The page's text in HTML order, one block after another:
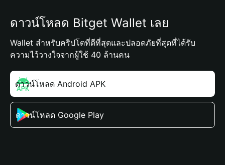
ดาวน์โหลด Bitget Wallet เลย
Wallet สำหรับคริปโตที่ดีที่สุดและปลอดภัยที่สุดที่ได้รับ
ความไว้วางใจจากผู้ใช้ 40 ล้านคน
ดาวน์โหลด Android APK
ดาวน์โหลด Google Play